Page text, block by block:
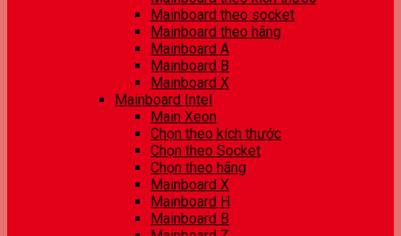
Mainboard theo socket
Mainboard theo hãng
Mainboard A
Mainboard B
Mainboard X
Mainboard Intel
Main Xeon
Chọn theo kích thước
Chọn theo Socket
Chọn theo hãng
Mainboard X
Mainboard H
Mainboard B